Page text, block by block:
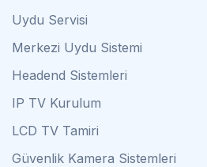
Uydu Servisi
Merkezi Uydu Sistemi
Headend Sistemleri
IP TV Kurulum
LCD TV Tamiri
Güvenlik Kamera Sistemleri